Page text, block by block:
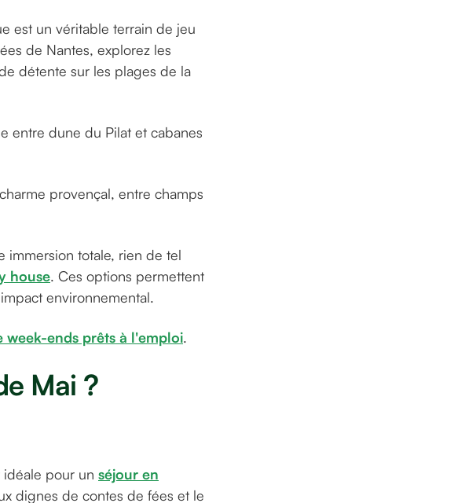
est un véritable terrain de jeu
de Nantes, explorez les
détente sur les plages de la
entre dune du Pilat et cabanes
provençal, entre champs
immersion totale, rien de tel
house. Ces options permettent
environnemental.
week-ends prêts à l'emploi.
Mai ?
idéale pour un séjour en
dignes de contes de fées et le